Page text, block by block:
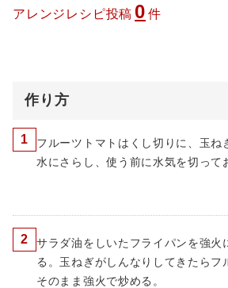
アレンジレシピ投稿 0 件
作り方
1
フルーツトマトはくし切りに、玉ね
水にさらし、使う前に水気を切って
2
サラダ油をしいたフライパンを強火
る。玉ねぎがしんなりしてきたらフ
そのまま強火で炒める。